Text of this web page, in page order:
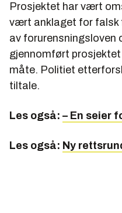
Prosjektet har vært
vært anklaget for falsk
av forurensningsloven
gjennomført
måte. Politiet
tiltale.
Les også: – En seier
Les også: Ny